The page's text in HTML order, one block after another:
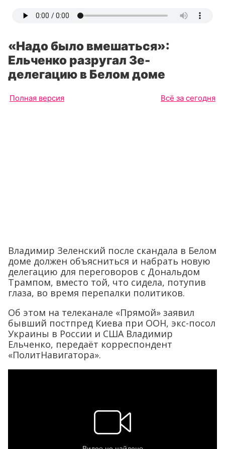
«Надо было вмешаться»:
Ельченко разругал Зе-
делегацию в Белом доме
Полная версия Всё за сегодня
Владимир Зеленский после скандала в Белом
доме должен объясниться и набрать новую
делегацию для переговоров с Дональдом
Трампом, вместо той, что сидела, потупив
глаза, во время перепалки политиков.
Об этом на телеканале «Прямой» заявил
бывший постпред Киева при ООН, экс-посол
Украины в России и США Владимир
Ельченко, передаёт корреспондент
«ПолитНавигатора».